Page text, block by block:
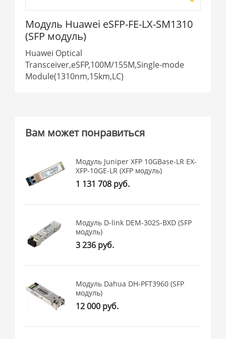
Модуль Huawei eSFP-FE-LX-SM1310
(SFP модуль)
Huawei Optical
Transceiver,eSFP,100M/155M,Single-mode
Module(1310nm,15km,LC)
Вам может понравиться
Модуль Juniper XFP 10GBase-LR EX-
XFP-10GE-LR (XFP модуль)
1 131 708 руб.
Модуль D-link DEM-302S-BXD (SFP
модуль)
3 236 руб.
Модуль Dahua DH-PFT3960 (SFP
модуль)
12 000 руб.